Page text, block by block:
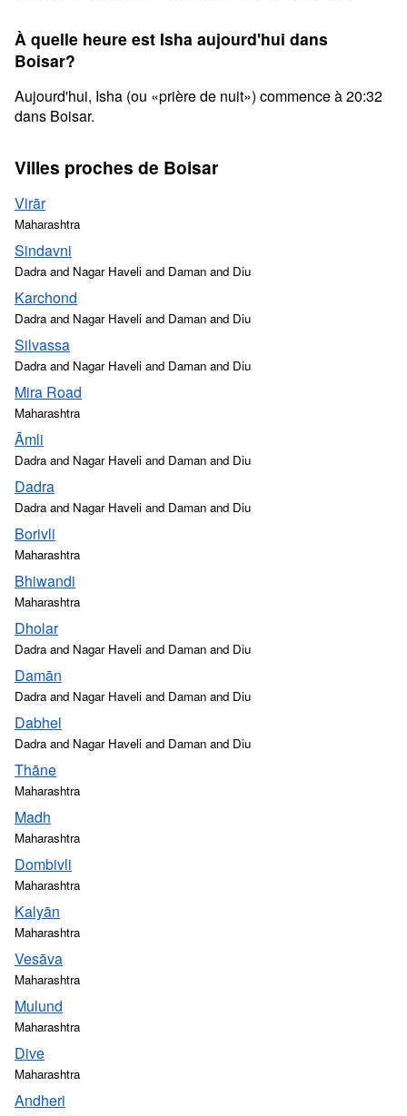
À quelle heure est Isha aujourd'hui dans
Boisar?
Aujourd'hui, Isha (ou «prière de nuit») commence à 20:32
dans Boisar.
Villes proches de Boisar
Virār
Maharashtra
Sindavni
Dadra and Nagar Haveli and Daman and Diu
Karchond
Dadra and Nagar Haveli and Daman and Diu
Silvassa
Dadra and Nagar Haveli and Daman and Diu
Mira Road
Maharashtra
Āmli
Dadra and Nagar Haveli and Daman and Diu
Dadra
Dadra and Nagar Haveli and Daman and Diu
Borivli
Maharashtra
Bhiwandi
Maharashtra
Dholar
Dadra and Nagar Haveli and Daman and Diu
Damān
Dadra and Nagar Haveli and Daman and Diu
Dabhel
Dadra and Nagar Haveli and Daman and Diu
Thāne
Maharashtra
Madh
Maharashtra
Dombivli
Maharashtra
Kalyān
Maharashtra
Vesāva
Maharashtra
Mulund
Maharashtra
Dive
Maharashtra
Andheri